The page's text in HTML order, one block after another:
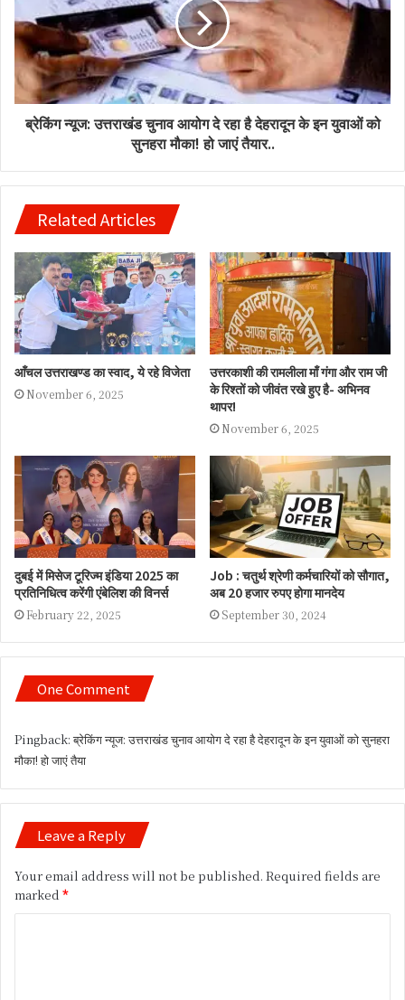
ब्रेकिंग न्यूज: उत्तराखंड चुनाव आयोग दे रहा है देहरादून के इन युवाओं को
सुनहरा मौका! हो जाएं तैयार..
Related Articles
आँचल उत्तराखण्ड का स्वाद, ये रहे विजेता
November 6, 2025
उत्तरकाशी की रामलीला माँ गंगा और राम जी
के रिश्तों को जीवंत रखे हुए है- अभिनव
थापर!
November 6, 2025
दुबई में मिसेज टूरिज्म इंडिया 2025 का
प्रतिनिधित्व करेंगी एंबेलिश की विनर्स
February 22, 2025
Job : चतुर्थ श्रेणी कर्मचारियों को सौगात,
अब 20 हजार रुपए होगा मानदेय
September 30, 2024
One Comment
Pingback:ब्रेकिंग न्यूज: उत्तराखंड चुनाव आयोग दे रहा है देहरादून के इन युवाओं को सुनहरा
मौका! हो जाएं तैया
Leave a Reply
Your email address will not be published. Required fields are
marked *